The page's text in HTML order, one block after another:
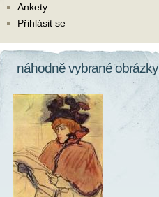
Ankety
Přihlásit se
náhodně vybrané obrázky